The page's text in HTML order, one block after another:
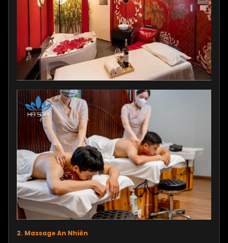
2. Massage An Nhiên